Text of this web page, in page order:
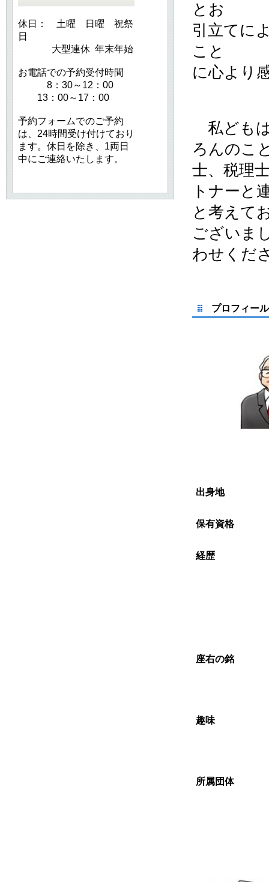
休日： 土曜 日曜 祝祭
日
大型連休 年末年始
お電話での予約受付時間
8：30～12：00
13：00～17：00
予約フォームでのご予約
は、24時間受け付けており
ます。休日を除き、1両日
中にご連絡いたします。
とお
引立てに
こと
に心より
私ども
ろんのこ
士、税理
トナーと
と考えて
ございま
わせくだ
プロフィール
出身地
保有資格
経歴
座右の銘
趣味
所属団体